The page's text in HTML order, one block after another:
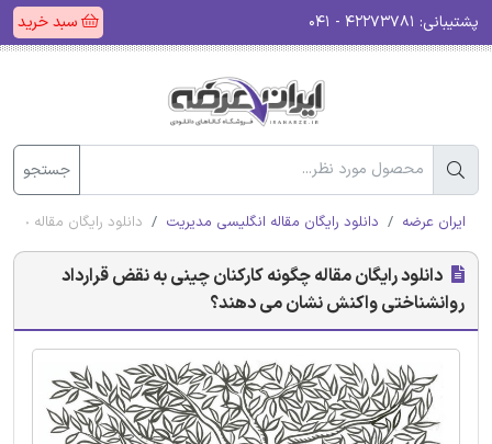
پشتیبانی: سبد خرید
جستجو
ایران عرضه دانلود رایگان مقاله انگلیسی مدیریت دانلود رایگان مقاله
دانلود رایگان مقاله چگونه کارکنان چینی به نقض قرارداد
روانشناختی واکنش نشان می دهند؟